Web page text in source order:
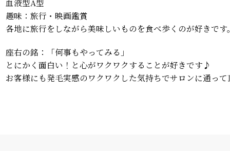
血液型A型
趣味：旅行・映画鑑賞
各地に旅行をしながら美味しいものを食べ歩くのが好きです
座右の銘：「何事もやってみる」
とにかく面白い！と心がワクワクすることが好きです♪
お客様にも発毛実感のワクワクした気持ちでサロンに通っ